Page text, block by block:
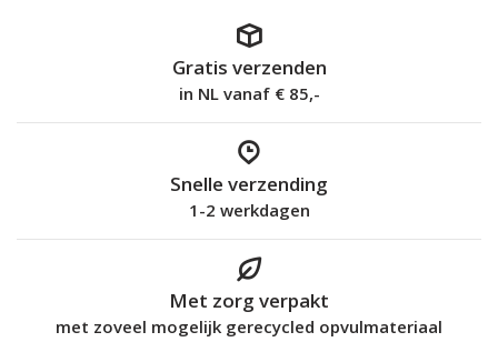
Gratis verzenden
in NL vanaf € 85,-
Snelle verzending
1-2 werkdagen
Met zorg verpakt
met zoveel mogelijk gerecycled opvulmateriaal